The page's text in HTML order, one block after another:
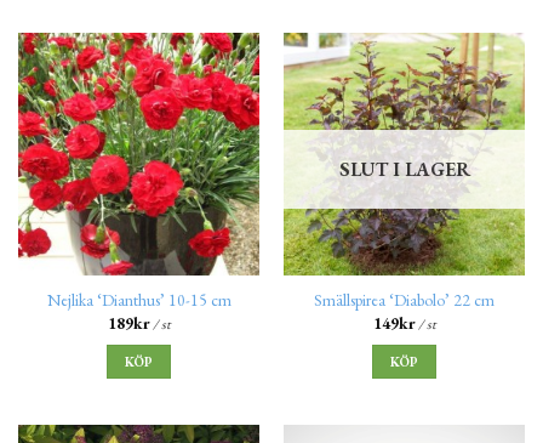
Nejlika ‘Dianthus’ 10-15 cm
189kr/ st
KÖP
SLUT I LAGER
Smällspirea ‘Diabolo’ 22 cm
149kr/ st
KÖP